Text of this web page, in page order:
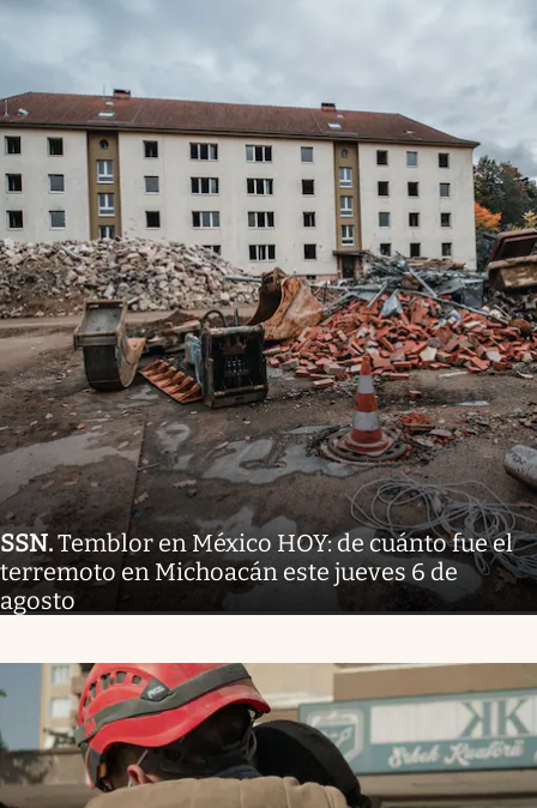
SSN.Temblor en México HOY: de cuánto fue el
terremoto en Michoacán este jueves 6 de
agosto